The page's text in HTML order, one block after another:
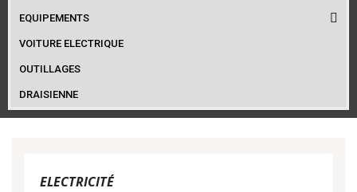
EQUIPEMENTS
VOITURE ELECTRIQUE
OUTILLAGES
DRAISIENNE
ELECTRICITÉ